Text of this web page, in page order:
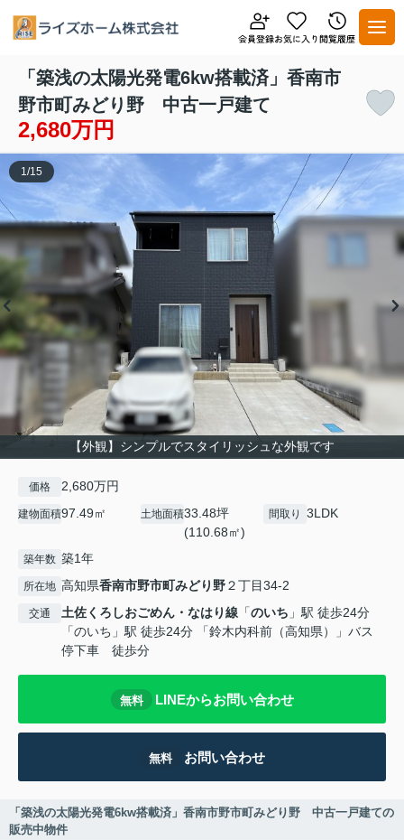
「築浅の太陽光発電6kw搭載済」香南市
野市町みどり野 中古一戸建て
2,680万円
【外観】シンプルでスタイリッシュな外観です
1/15
価格 2,680万円
建物面積97.49㎡ 土地面積33.48坪
(110.68㎡)
間取り 3LDK
築年数 築1年
所在地 高知県香南市野市町みどり野２丁目34-2
交通 土佐くろしおごめん・なはり線 「のいち 」駅 徒歩24分
「のいち」駅 徒歩24分 「鈴木内科前（高知県）」バス
停下車 徒歩分
無料 LINEからお問い合わせ
無料 お問い合わせ
「築浅の太陽光発電6kw搭載済」香南市野市町みどり野 中古一戸建ての
販売中物件